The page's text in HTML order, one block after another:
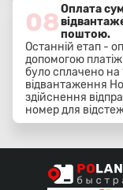
08Оплата
поштою.
Останній етап -
допомогою
було сплачено на
відвантаження
здійснення
номер для